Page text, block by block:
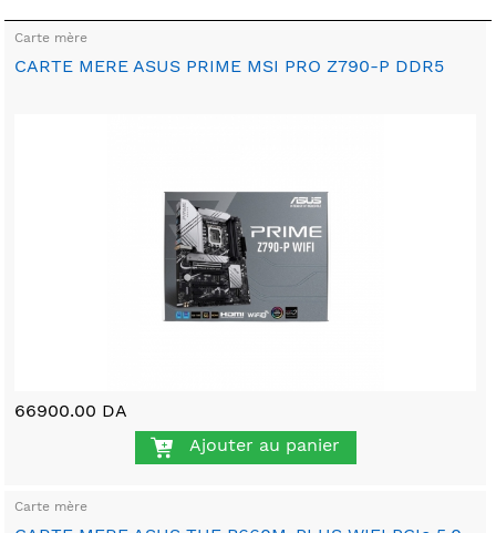
Carte mère
CARTE MERE ASUS PRIME MSI PRO Z790-P DDR5
66900.00 DA
Ajouter au panier
Carte mère